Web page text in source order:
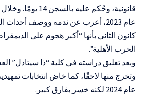
قانونية، وحُكم عليه
عام 2023، أعرب عن ندمه ووصف
كانون الثاني بأنها “أكبر هجوم على
الحرب الأهلية”.
وبعد تعليق دراسته في كلية “ذا سيتادل”
وتخرج منها لاحقًا، كما خاض انتخابات
عام 2024 لكنه خسر بفارق كبير.